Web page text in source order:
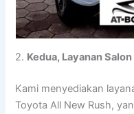
2. Kedua, Layanan
Kami menyediakan
Toyota All New Rush,